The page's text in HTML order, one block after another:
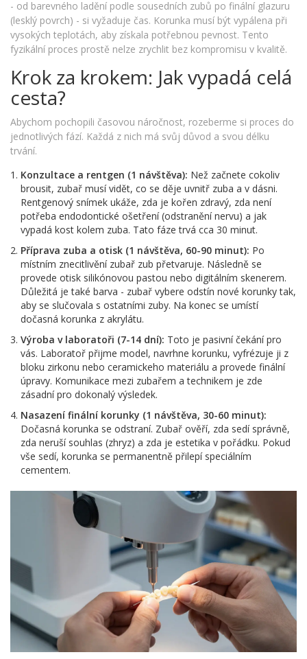
- od barevného ladění podle sousedních zubů po finální glazuru
(lesklý povrch) - si vyžaduje čas. Korunka musí být vypálena při
vysokých teplotách, aby získala potřebnou pevnost. Tento
fyzikální proces prostě nelze zrychlit bez kompromisu v kvalitě.
Krok za krokem: Jak vypadá celá
cesta?
Abychom pochopili časovou náročnost, rozeberme si proces do
jednotlivých fází. Každá z nich má svůj důvod a svou délku
trvání.
Konzultace a rentgen (1 návštěva): Než začnete cokoliv
brousit, zubař musí vidět, co se děje uvnitř zuba a v dásni.
Rentgenový snímek ukáže, zda je kořen zdravý, zda není
potřeba endodontické ošetření (odstranění nervu) a jak
vypadá kost kolem zuba. Tato fáze trvá cca 30 minut.
Příprava zuba a otisk (1 návštěva, 60-90 minut): Po
místním znecitlivění zubař zub přetvaruje. Následně se
provede otisk silikónovou pastou nebo digitálním skenerem.
Důležitá je také barva - zubař vybere odstín nové korunky tak,
aby se slučovala s ostatními zuby. Na konec se umístí
dočasná korunka z akrylátu.
Výroba v laboratoři (7-14 dní): Toto je pasivní čekání pro
vás. Laboratoř přijme model, navrhne korunku, vyfrézuje ji z
bloku zirkonu nebo ceramickeho materiálu a provede finální
úpravy. Komunikace mezi zubařem a technikem je zde
zásadní pro dokonalý výsledek.
Nasazení finální korunky (1 návštěva, 30-60 minut):
Dočasná korunka se odstraní. Zubař ověří, zda sedí správně,
zda neruší souhlas (zhryz) a zda je estetika v pořádku. Pokud
vše sedí, korunka se permanentně přilepí speciálním
cementem.